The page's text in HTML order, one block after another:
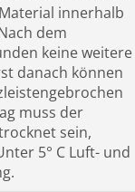
innerhalb
dem
keine weitere
danach können
muss der
sein,
5° C Luft- und